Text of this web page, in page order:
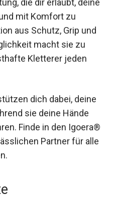
die dir erlaubt,
und mit Komfort
aus Schutz, Grip
macht sie
Kletterer
dich dabei,
während sie deine
Finde in den
verlässlichen
der Vertikalen.